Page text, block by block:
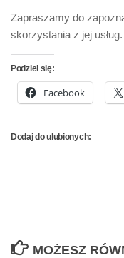
Zapraszamy do
skorzystania z jej usług.
Podziel się:
Facebook
Dodaj do ulubionych:
MOŻESZ